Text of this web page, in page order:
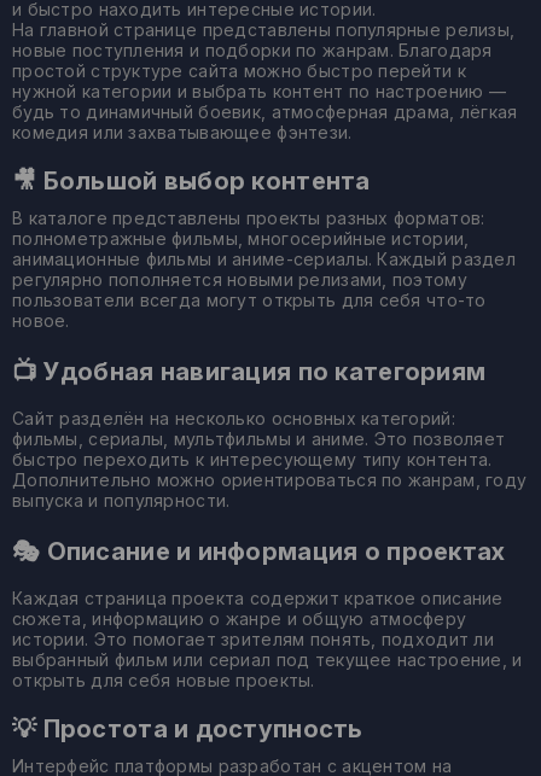
и быстро находить интересные истории.
На главной странице представлены популярные релизы,
новые поступления и подборки по жанрам. Благодаря
простой структуре сайта можно быстро перейти к
нужной категории и выбрать контент по настроению —
будь то динамичный боевик, атмосферная драма, лёгкая
комедия или захватывающее фэнтези.
🎥 Большой выбор контента
В каталоге представлены проекты разных форматов:
полнометражные фильмы, многосерийные истории,
анимационные фильмы и аниме-сериалы. Каждый раздел
регулярно пополняется новыми релизами, поэтому
пользователи всегда могут открыть для себя что-то
новое.
📺 Удобная навигация по категориям
Сайт разделён на несколько основных категорий:
фильмы, сериалы, мультфильмы и аниме. Это позволяет
быстро переходить к интересующему типу контента.
Дополнительно можно ориентироваться по жанрам, году
выпуска и популярности.
🎭 Описание и информация о проектах
Каждая страница проекта содержит краткое описание
сюжета, информацию о жанре и общую атмосферу
истории. Это помогает зрителям понять, подходит ли
выбранный фильм или сериал под текущее настроение, и
открыть для себя новые проекты.
💡 Простота и доступность
Интерфейс платформы разработан с акцентом на